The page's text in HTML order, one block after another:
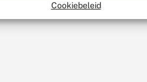
Cookiebeleid